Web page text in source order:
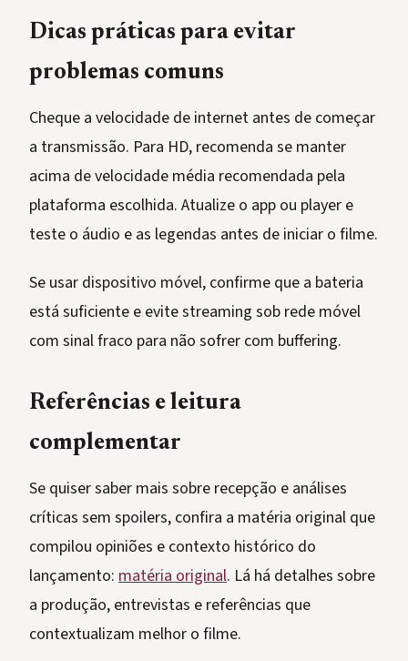
Dicas práticas para evitar
problemas comuns
Cheque a velocidade de internet antes de começar
a transmissão. Para HD, recomenda se manter
acima de velocidade média recomendada pela
plataforma escolhida. Atualize o app ou player e
teste o áudio e as legendas antes de iniciar o filme.
Se usar dispositivo móvel, confirme que a bateria
está suficiente e evite streaming sob rede móvel
com sinal fraco para não sofrer com buffering.
Referências e leitura
complementar
Se quiser saber mais sobre recepção e análises
críticas sem spoilers, confira a matéria original que
compilou opiniões e contexto histórico do
lançamento: matéria original. Lá há detalhes sobre
a produção, entrevistas e referências que
contextualizam melhor o filme.